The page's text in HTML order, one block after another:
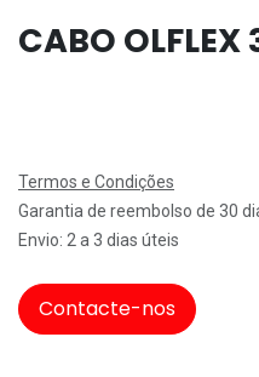
CABO
Termos e Condições
Garantia de reembolso de 30
Envio: 2 a 3 dias úteis
Contacte-nos